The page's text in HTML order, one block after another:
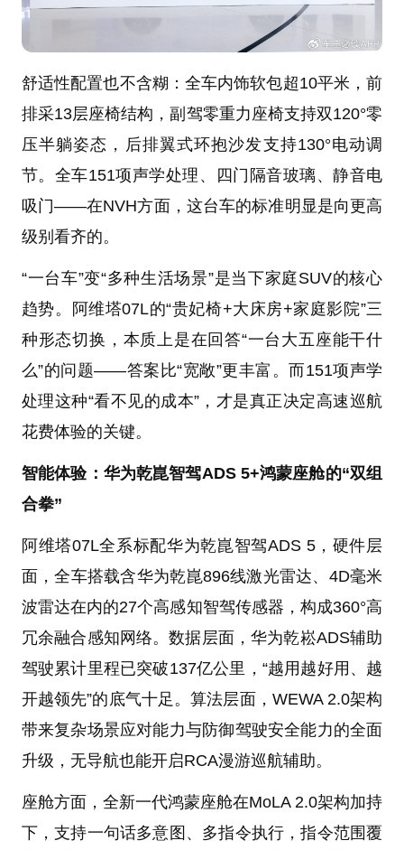
舒适性配置也不含糊：全车内饰软包超10平米，前
排采13层座椅结构，副驾零重力座椅支持双120°零
压半躺姿态，后排翼式环抱沙发支持130°电动调
节。全车151项声学处理、四门隔音玻璃、静音电
吸门——在NVH方面，这台车的标准明显是向更高
级别看齐的。
“一台车”变“多种生活场景”是当下家庭SUV的核心
趋势。阿维塔07L的“贵妃椅+大床房+家庭影院”三
种形态切换，本质上是在回答“一台大五座能干什
么”的问题——答案比“宽敞”更丰富。而151项声学
处理这种“看不见的成本”，才是真正决定高速巡航
花费体验的关键。
智能体验：华为乾崑智驾ADS 5+鸿蒙座舱的“双组
合拳”
阿维塔07L全系标配华为乾崑智驾ADS 5，硬件层
面，全车搭载含华为乾崑896线激光雷达、4D毫米
波雷达在内的27个高感知智驾传感器，构成360°高
冗余融合感知网络。数据层面，华为乾崧ADS辅助
驾驶累计里程已突破137亿公里，“越用越好用、越
开越领先”的底气十足。算法层面，WEWA 2.0架构
带来复杂场景应对能力与防御驾驶安全能力的全面
升级，无导航也能开启RCA漫游巡航辅助。
座舱方面，全新一代鸿蒙座舱在MoLA 2.0架构加持
下，支持一句话多意图、多指令执行，指令范围覆